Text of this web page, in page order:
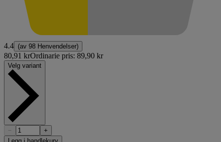
4.4 (av 98 Henvendelser)
80,91 krOrdinarie pris: 89,90 kr
Velg variant
−
+